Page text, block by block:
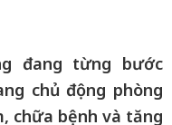
đang từng bước
chủ động phòng
chữa bệnh và tăng